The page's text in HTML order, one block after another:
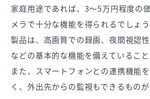
家庭用途であれば、3〜5万円程度の
メラで十分な機能を得られるでしょ
製品は、高画質での録画、夜間視認
などの基本的な機能を備えていること
また、スマートフォンとの連携機能
く、外出先からの監視もできるものが